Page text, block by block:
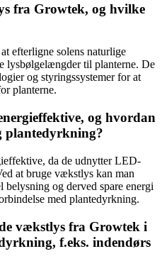
fra Growtek, og hvilke
efterligne solens naturlige
lysbølgelængder til planterne. De
og styringssystemer for at
planterne.
og hvordan
plantedyrkning?
da de udnytter LED-
at bruge vækstlys kan man
og derved spare energi
med plantedyrkning.
vækstlys fra Growtek i
f.eks. indendørs